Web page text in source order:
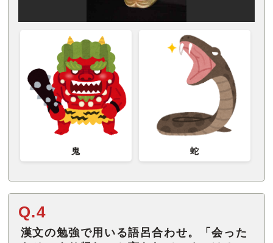
鬼 蛇
Q.4
漢文の勉強で用いる語呂合わせ。「会った